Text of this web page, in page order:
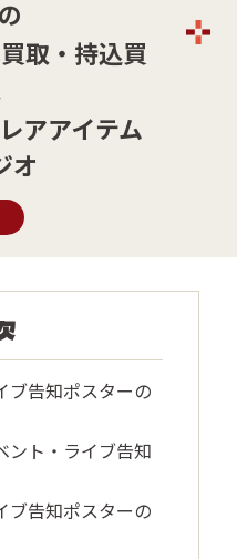
の
取・持込買
アアイテム
オ
ブ告知ポスターの
ント・ライブ告知
ブ告知ポスターの